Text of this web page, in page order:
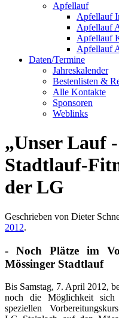
Apfellauf
Apfellauf
Apfellauf
Apfellauf
Apfellauf
Daten/Termine
Jahreskalender
Bestenlisten &
Alle Kontakte
Sponsoren
Weblinks
„Unser Lauf
Stadtlauf-
der LG
Geschrieben von Dieter
2012.
- Noch Plätze im
Mössinger Stadtlauf
Bis Samstag, 7. April 2012,
noch die Möglichkeit sich
speziellen